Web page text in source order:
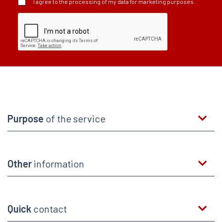
I agree to the processing of my data for marketing purposes.
Purpose of the service
Other information
Quick contact